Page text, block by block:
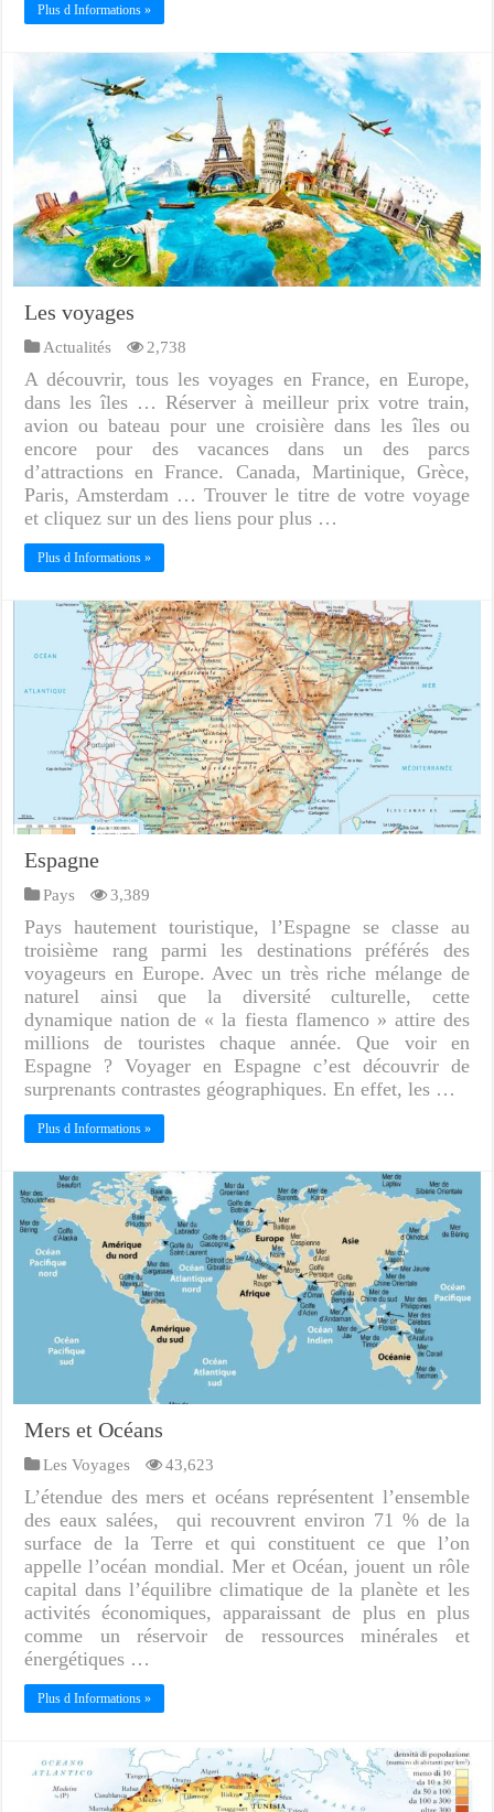
Plus d Informations »
Les voyages
Actualités 2,738
A découvrir, tous les voyages en France, en Europe,
dans les îles … Réserver à meilleur prix votre train,
avion ou bateau pour une croisière dans les îles ou
encore pour des vacances dans un des parcs
d’attractions en France. Canada, Martinique, Grèce,
Paris, Amsterdam … Trouver le titre de votre voyage
et cliquez sur un des liens pour plus …
Plus d Informations »
Espagne
Pays 3,389
Pays hautement touristique, l’Espagne se classe au
troisième rang parmi les destinations préférés des
voyageurs en Europe. Avec un très riche mélange de
naturel ainsi que la diversité culturelle, cette
dynamique nation de « la fiesta flamenco » attire des
millions de touristes chaque année. Que voir en
Espagne ? Voyager en Espagne c’est découvrir de
surprenants contrastes géographiques. En effet, les …
Plus d Informations »
Mers et Océans
Les Voyages 43,623
L’étendue des mers et océans représentent l’ensemble
des eaux salées, qui recouvrent environ 71 % de la
surface de la Terre et qui constituent ce que l’on
appelle l’océan mondial. Mer et Océan, jouent un rôle
capital dans l’équilibre climatique de la planète et les
activités économiques, apparaissant de plus en plus
comme un réservoir de ressources minérales et
énergétiques …
Plus d Informations »